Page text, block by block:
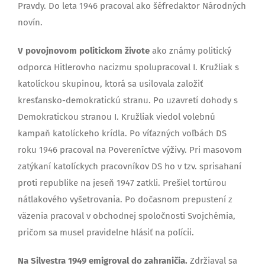
Pravdy. Do leta 1946 pracoval ako šéfredaktor Národných
novín.
V povojnovom politickom živote ako známy politický
odporca Hitlerovho nacizmu spolupracoval I. Kružliak s
katolíckou skupinou, ktorá sa usilovala založiť
kresťansko-demokratickú stranu. Po uzavretí dohody s
Demokratickou stranou I. Kružliak viedol volebnú
kampaň katolíckeho krídla. Po víťazných voľbách DS
roku 1946 pracoval na Povereníctve výživy. Pri masovom
zatýkaní katolíckych pracovníkov DS ho v tzv. sprisahaní
proti republike na jeseň 1947 zatkli. Prešiel tortúrou
nátlakového vyšetrovania. Po dočasnom prepustení z
väzenia pracoval v obchodnej spoločnosti Svojchémia,
pričom sa musel pravidelne hlásiť na polícii.
Na Silvestra 1949 emigroval do zahraničia. Zdržiaval sa